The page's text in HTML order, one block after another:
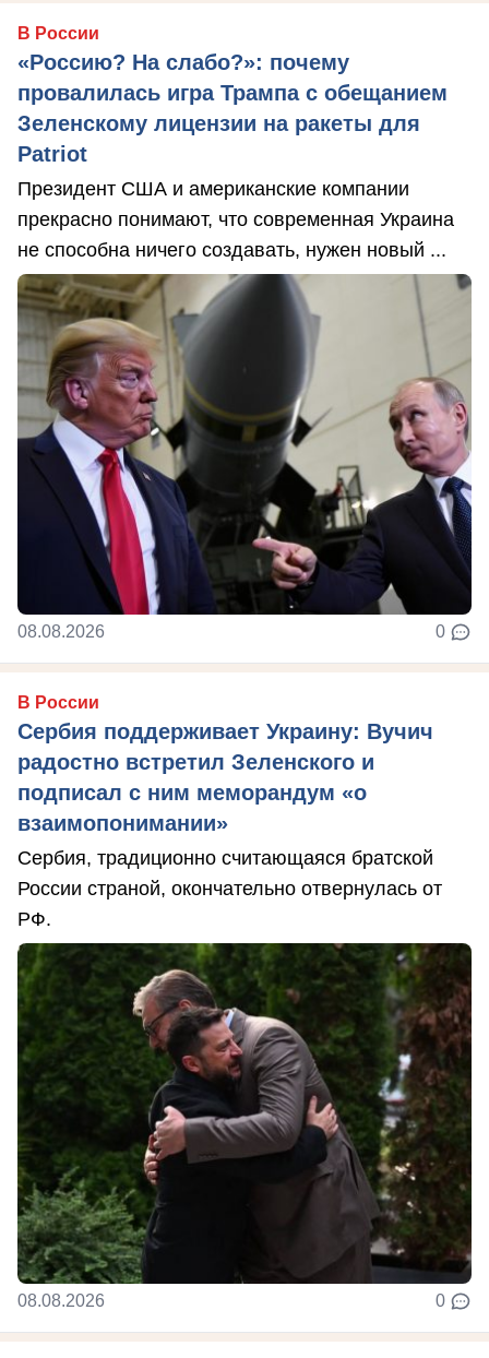
В России
«Россию? На слабо?»: почему
провалилась игра Трампа с обещанием
Зеленскому лицензии на ракеты для
Patriot
Президент США и американские компании
прекрасно понимают, что современная Украина
не способна ничего создавать, нужен новый ...
08.08.2026 0
В России
Сербия поддерживает Украину: Вучич
радостно встретил Зеленского и
подписал с ним меморандум «о
взаимопонимании»
Сербия, традиционно считающаяся братской
России страной, окончательно отвернулась от
РФ.
08.08.2026 0